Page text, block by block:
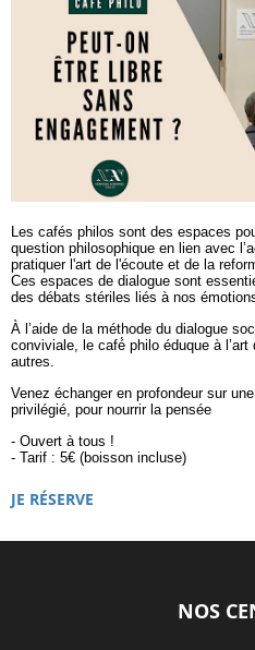
Les cafés philos sont des espaces
question philosophique en lien avec
pratiquer l'art de l'écoute et de la
Ces espaces de dialogue sont
des débats stériles liés à nos
À l’aide de la méthode du dialogue
conviviale, le café́ philo éduque à
autres.
Venez échanger en profondeur sur
privilégié, pour nourrir la pensée
- Ouvert à tous !
- Tarif : 5€ (boisson incluse)
JE RÉSERVE
NOS